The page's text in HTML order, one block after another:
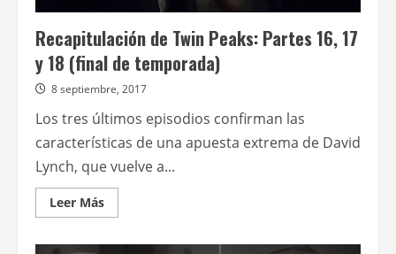
Recapitulación de Twin Peaks: Partes 16, 17
y 18 (final de temporada)
8 septiembre, 2017
Los tres últimos episodios confirman las
características de una apuesta extrema de David
Lynch, que vuelve a...
Leer MásLeer
más